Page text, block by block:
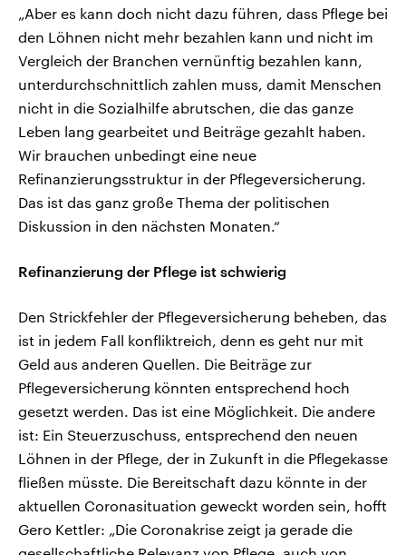
„Aber es kann doch nicht dazu führen, dass Pflege bei
den Löhnen nicht mehr bezahlen kann und nicht im
Vergleich der Branchen vernünftig bezahlen kann,
unterdurchschnittlich zahlen muss, damit Menschen
nicht in die Sozialhilfe abrutschen, die das ganze
Leben lang gearbeitet und Beiträge gezahlt haben.
Wir brauchen unbedingt eine neue
Refinanzierungsstruktur in der Pflegeversicherung.
Das ist das ganz große Thema der politischen
Diskussion in den nächsten Monaten.“
Refinanzierung der Pflege ist schwierig
Den Strickfehler der Pflegeversicherung beheben, das
ist in jedem Fall konfliktreich, denn es geht nur mit
Geld aus anderen Quellen. Die Beiträge zur
Pflegeversicherung könnten entsprechend hoch
gesetzt werden. Das ist eine Möglichkeit. Die andere
ist: Ein Steuerzuschuss, entsprechend den neuen
Löhnen in der Pflege, der in Zukunft in die Pflegekasse
fließen müsste. Die Bereitschaft dazu könnte in der
aktuellen Coronasituation geweckt worden sein, hofft
Gero Kettler: „Die Coronakrise zeigt ja gerade die